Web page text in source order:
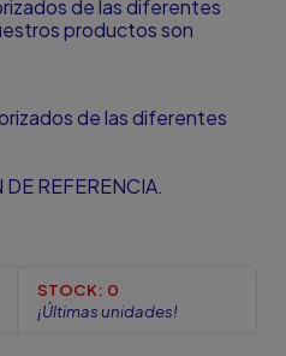
de las diferentes
productos son
de las diferentes
REFERENCIA.
STOCK: 0
¡Últimas unidades!